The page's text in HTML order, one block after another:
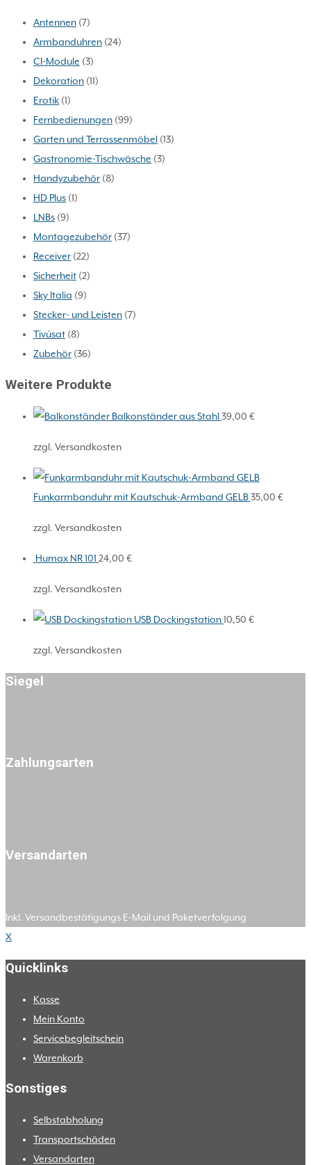
Antennen (7)
Armbanduhren (24)
CI-Module (3)
Dekoration (11)
Erotik (1)
Fernbedienungen (99)
Garten und Terrassenmöbel (13)
Gastronomie-Tischwäsche (3)
Handyzubehör (8)
HD Plus (1)
LNBs (9)
Montagezubehör (37)
Receiver (22)
Sicherheit (2)
Sky Italia (9)
Stecker- und Leisten (7)
Tivúsat (8)
Zubehör (36)
Weitere Produkte
Balkonständer aus Stahl39,00 €
zzgl. Versandkosten
Funkarmbanduhr mit Kautschuk-Armband GELB35,00 €
zzgl. Versandkosten
Humax NR 101 24,00 €
zzgl. Versandkosten
USB Dockingstation10,50 €
zzgl. Versandkosten
Siegel
Zahlungsarten
Versandarten
Inkl. Versandbestätigungs E-Mail und Paketverfolgung
X
Quicklinks
Kasse
Mein Konto
Servicebegleitschein
Warenkorb
Sonstiges
Selbstabholung
Transportschäden
Versandarten